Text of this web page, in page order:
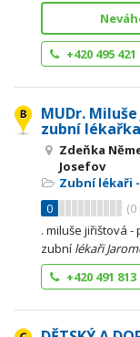
+420 495 421
MUDr.
zubní lékařka
Zdeňka
Josefov
Zubní lékaři
0
(0
. miluše jiřištová
zubní lékaři
+420 491 813